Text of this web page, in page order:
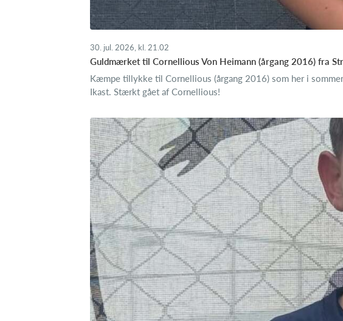
30. jul. 2026, kl. 21.02
Guldmærket til Cornellious Von Heimann (årgang 2016) fra
Kæmpe tillykke til Cornellious (årgang 2016) som her i
Ikast. Stærkt gået af Cornellious!